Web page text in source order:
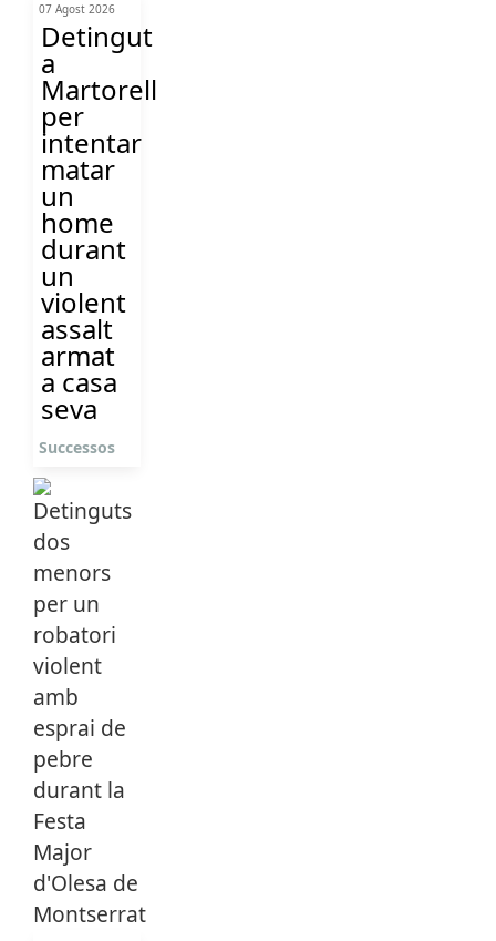
07 Agost 2026
Detingut
a
Martorell
per
intentar
matar
un
home
durant
un
violent
assalt
armat
a casa
seva
Successos